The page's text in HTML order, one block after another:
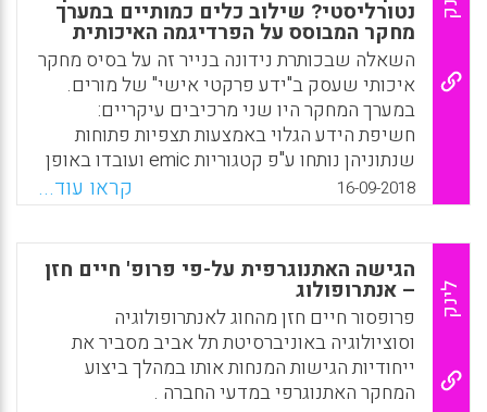
קבוצות מיקוד עשויות לסייע בתכנון פעילויות,
בהערכתן ובפיתוחן כמו גם בהערכת השפעתן
העתידית של פעילויות שונות. הן גם עשויות לעזור
בבחינת היפותזות כלליות ובפיתוח שאלות או
רעיונות לשאלונים של מחקר כמותי וראיונות
אישיים. (עדי גבתון, דורון בן-שאול)
WhatsApp
Facebook
Email
נטורליסטי? שילוב כלים כמותיים במערך
מחקר המבוסס על הפרדיגמה האיכותית
השאלה שבכותרת נידונה בנייר זה על בסיס מחקר
איכותי שעסק ב"ידע פרקטי אישי" של מורים.
במערך המחקר היו שני מרכיבים עיקריים:
חשיפת הידע הגלוי באמצעות תצפיות פתוחות
שנתוניהן נותחו ע"פ קטגוריות emic ועובדו באופן
כמותי, וחשיפת הידע הסמוי, באמצעות ראיונות
אתנוגרפיים שנתוניהן נותחו ועובדו רק באופן
איכותי. שני המרכיבים רלוונטיים למחקרי פעולה
אלא שבניגוד להם המחקר האיכותי נועד להבין
את התופעה ולא לשנות אותה. השאלה היא: האם
עיבוד כמותי שמיושם במחקר פעולה חייב אף
הוא להתבסס בלעדית על חשיבה של הפרדיגמה
האיכותית או שזהו מערך שיכול להישען בו זמנית
גם על חשיבה פוזיטיביסטית? (ניצה שפרירי)
16-09-2018 קראו עוד...
לינק
הגישה האתנוגרפית על-פי פרופ' חיים חזן
– אנתרופולוג
פרופסור חיים חזן מהחוג לאנתרופולוגיה
וסוציולוגיה באוניברסיטת תל אביב מסביר את
ייחודיות הגישות המנחות אותו במהלך ביצוע
המחקר האתנוגרפי במדעי החברה .